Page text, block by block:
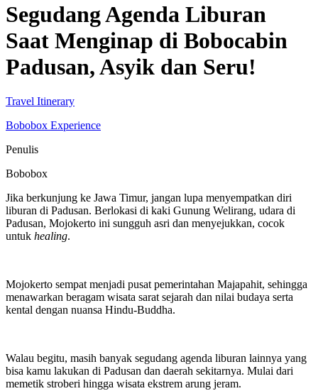
Segudang Agenda Liburan
Saat Menginap di Bobocabin
Padusan, Asyik dan Seru!
Travel Itinerary
Bobobox Experience
Penulis
Bobobox
Jika berkunjung ke Jawa Timur, jangan lupa menyempatkan diri
liburan di Padusan. Berlokasi di kaki Gunung Welirang, udara di
Padusan, Mojokerto ini sungguh asri dan menyejukkan, cocok
untuk healing.
Mojokerto sempat menjadi pusat pemerintahan Majapahit, sehingga
menawarkan beragam wisata sarat sejarah dan nilai budaya serta
kental dengan nuansa Hindu-Buddha.
Walau begitu, masih banyak segudang agenda liburan lainnya yang
bisa kamu lakukan di Padusan dan daerah sekitarnya. Mulai dari
memetik stroberi hingga wisata ekstrem arung jeram.